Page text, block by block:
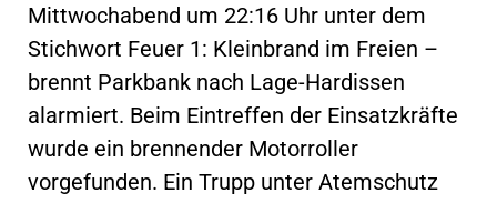
Mittwochabend um 22:16 Uhr unter dem
Stichwort Feuer 1: Kleinbrand im Freien –
brennt Parkbank nach Lage-Hardissen
alarmiert. Beim Eintreffen der Einsatzkräfte
wurde ein brennender Motorroller
vorgefunden. Ein Trupp unter Atemschutz